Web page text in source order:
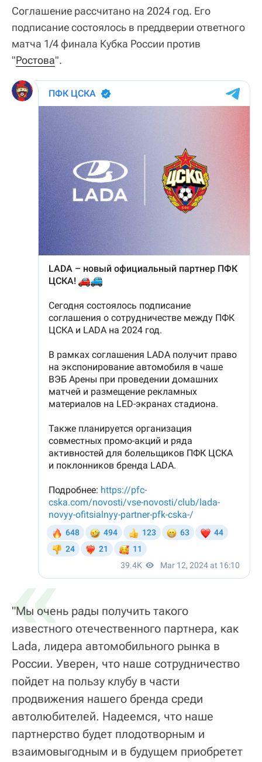
Соглашение рассчитано на 2024 год. Его
подписание состоялось в преддверии ответного
матча 1/4 финала Кубка России против
"Ростова".
«
"Мы очень рады получить такого
известного отечественного партнера, как
Lada, лидера автомобильного рынка в
России. Уверен, что наше сотрудничество
пойдет на пользу клубу в части
продвижения нашего бренда среди
автолюбителей. Надеемся, что наше
партнерство будет плодотворным и
взаимовыгодным и в будущем приобретет